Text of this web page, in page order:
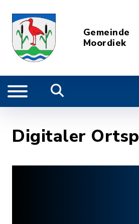
Gemeinde
Moordiek
Digitaler